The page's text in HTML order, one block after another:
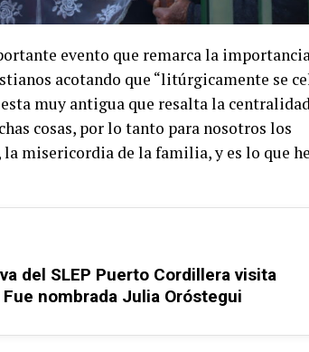
evento que remarca la
acotando que “litúrgicamente se
muy antigua que resalta la
cosas, por lo tanto para nosotros los
misericordia de la familia, y es lo que
del SLEP Puerto Cordillera visita
nombrada Julia Oróstegui